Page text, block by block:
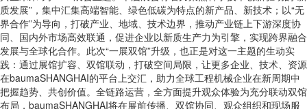
质发展”，集中汇集高端智能、绿色低碳为特点的新产品、新技术；以“无
界合作”为导向，打破产业、地域、技术边界，推动产业链上下游深度协
同、国内外市场高效联通，促进企业以新质生产力为引擎，实现跨界融合
发展与全球化合作。此次“一展双馆”升级，也正是对这一主题的生动实
践：通过展馆扩容、双馆联动，打破空间局限，让更多企业、技术、资源
在baumaSHANGHAI的平台上交汇，助力全球工程机械企业在新周期中
把握趋势、共创价值。全链路运营，全方面提升观众体验为充分联动双馆
布局，baumaSHANGHAI将在展前传播、双馆协同、观众组织和现场服